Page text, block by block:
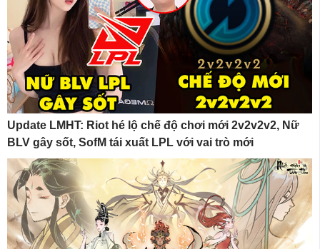
Update LMHT: Riot hé lộ chế độ chơi mới 2v2v2v2, Nữ
BLV gây sốt, SofM tái xuất LPL với vai trò mới